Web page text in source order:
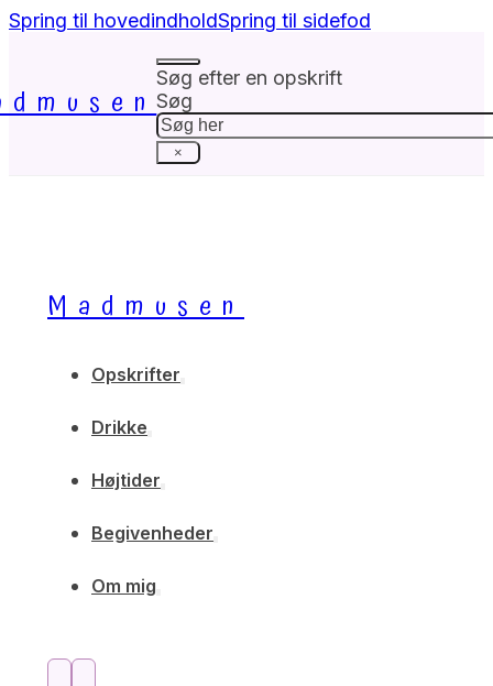
Spring til hovedindholdSpring til sidefod
Søg efter en opskrift
Søg
×
Madmusen
Opskrifter
Drikke
Højtider
Begivenheder
Om mig